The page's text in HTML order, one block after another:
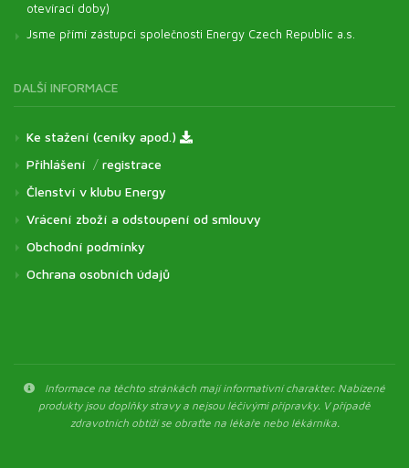
otevírací doby)
Jsme přímí zástupci společnosti Energy Czech Republic a.s.
DALŠÍ INFORMACE
Ke stažení (ceníky apod.)
Přihlášení / registrace
Členství v klubu Energy
Vrácení zboží a odstoupení od smlouvy
Obchodní podmínky
Ochrana osobních údajů
Informace na těchto stránkách mají informativní charakter. Nabízené
produkty jsou doplňky stravy a nejsou léčivými přípravky. V případě
zdravotních obtíží se obraťte na lékaře nebo lékárníka.